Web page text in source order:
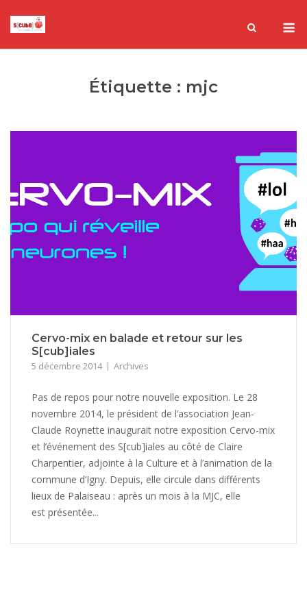
Étiquette : mjc
Cervo-mix en balade et retour sur les
S[cub]iales
5 décembre 2014 Archives
Pas de repos pour notre nouvelle exposition. Le 28
novembre 2014, le président de l’association Jean-
Claude Roynette inaugurait notre exposition Cervo-mix
et l’événement des S[cub]iales au côté de Claire
Charpentier, adjointe à la Culture et à l’animation de la
commune d’Igny. Depuis, elle circule dans différents
lieux de Palaiseau : après un mois à la MJC, elle
est présentée...